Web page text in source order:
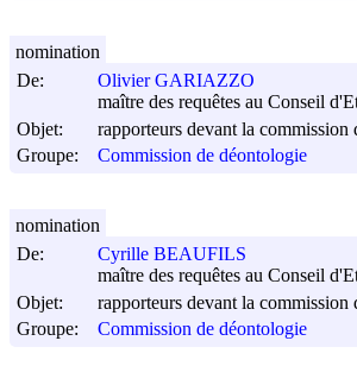
De:
Olivier GARIAZZO
maître des requêtes au Conseil
Objet:
rapporteurs devant la commission
Groupe:
Commission de déontologie
nomination
De:
Cyrille BEAUFILS
maître des requêtes au Conseil
Objet:
rapporteurs devant la commission
Groupe:
Commission de déontologie
nomination